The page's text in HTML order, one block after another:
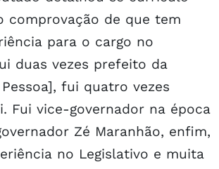
comprovação de que tem
para o cargo no
duas vezes prefeito da
fui quatro vezes
Fui vice-governador na época
Zé Maranhão, enfim,
no Legislativo e muita